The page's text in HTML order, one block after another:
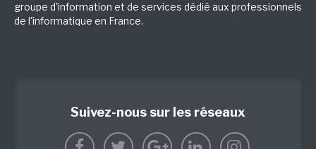
groupe d'information et de services dédié aux professionnels
de l'informatique en France.
Suivez-nous sur les réseaux